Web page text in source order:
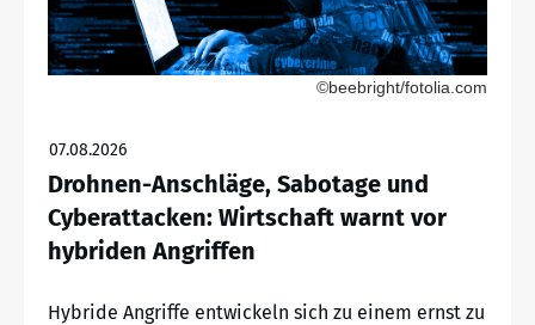
©beebright/fotolia.com
07.08.2026
Drohnen-Anschläge, Sabotage und
Cyberattacken: Wirtschaft warnt vor
hybriden Angriffen
Hybride Angriffe entwickeln sich zu einem ernst zu